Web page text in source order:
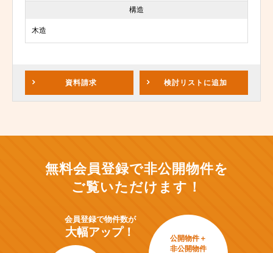
構造
木造
資料請求 検討リスト に追加
無料会員登録で非公開物件を
ご覧いただけます！
会員登録で物件数が
大幅アップ！
公開物件＋
非公開物件